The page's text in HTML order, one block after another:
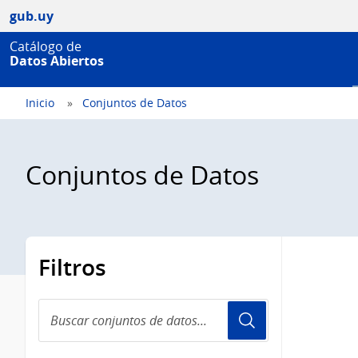
gub.uy
Catálogo de
Datos Abiertos
Inicio Conjuntos de Datos
Conjuntos de Datos
Filtros
conjuntos
de